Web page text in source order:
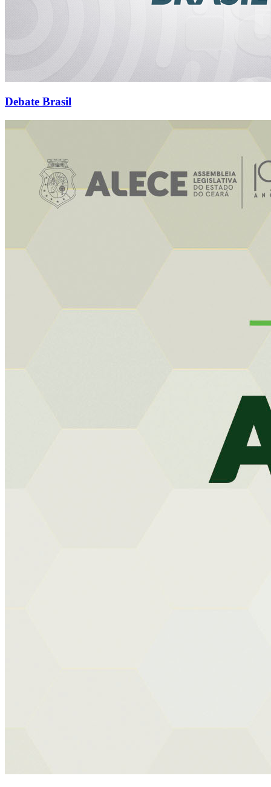
Debate Brasil